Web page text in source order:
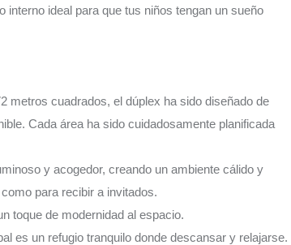
ideal para que tus niños tengan un sueño
metros cuadrados, el dúplex ha sido diseñado de
Cada área ha sido cuidadosamente planificada
y acogedor, creando un ambiente cálido y
para recibir a invitados.
toque de modernidad al espacio.
es un refugio tranquilo donde descansar y relajarse.